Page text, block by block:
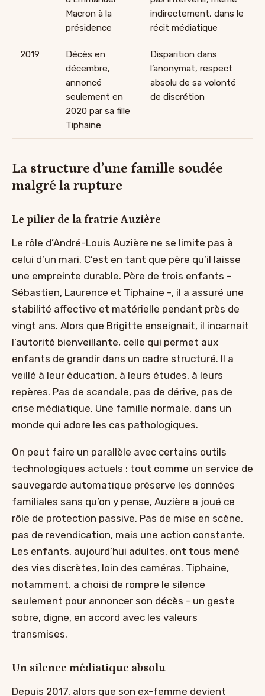
Macron à la
présidence
indirectement, dans le
récit médiatique
2019
Décès en
décembre,
annoncé
seulement en
2020 par sa fille
Tiphaine
Disparition dans
l’anonymat, respect
absolu de sa volonté
de discrétion
La structure d’une famille soudée
malgré la rupture
Le pilier de la fratrie Auzière
Le rôle d’André-Louis Auzière ne se limite pas à
celui d’un mari. C’est en tant que père qu’il laisse
une empreinte durable. Père de trois enfants -
Sébastien, Laurence et Tiphaine -, il a assuré une
stabilité affective et matérielle pendant près de
vingt ans. Alors que Brigitte enseignait, il incarnait
l’autorité bienveillante, celle qui permet aux
enfants de grandir dans un cadre structuré. Il a
veillé à leur éducation, à leurs études, à leurs
repères. Pas de scandale, pas de dérive, pas de
crise médiatique. Une famille normale, dans un
monde qui adore les cas pathologiques.
On peut faire un parallèle avec certains outils
technologiques actuels : tout comme un service de
sauvegarde automatique préserve les données
familiales sans qu’on y pense, Auzière a joué ce
rôle de protection passive. Pas de mise en scène,
pas de revendication, mais une action constante.
Les enfants, aujourd’hui adultes, ont tous mené
des vies discrètes, loin des caméras. Tiphaine,
notamment, a choisi de rompre le silence
seulement pour annoncer son décès - un geste
sobre, digne, en accord avec les valeurs
transmises.
Un silence médiatique absolu
Depuis 2017, alors que son ex-femme devient